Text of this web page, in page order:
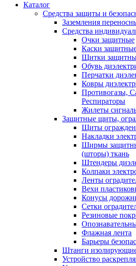
Каталог
Средства защиты и
Заземления
Средства
Очки защитные
Каски
Щитки
Обувь
Перчатки
Ковры
Противогазы,
Респираторы
Жилеты
Защитные щиты,
Щиты
Накладки
Ширмы
(шторы) ткань
Штендеры
Колпаки
Ленты
Вехи
Конусы
Сетки
Резиновые
Флажная лента
Барьеры
Штанги
Устройство